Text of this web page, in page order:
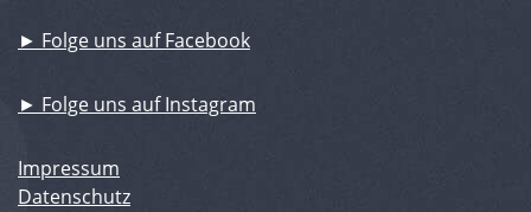
► Folge uns auf Facebook
► Folge uns auf Instagram
Impressum
Datenschutz